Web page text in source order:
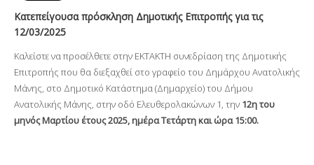
Κατεπείγουσα πρόσκληση Δημοτικής Επιτροπής για τις
12/03/2025
Καλείστε να προσέλθετε στην ΕΚΤΑΚΤΗ συνεδρίαση της Δημοτικής
Επιτροπής που θα διεξαχθεί στο γραφείο του Δημάρχου Ανατολικής
Μάνης, στο Δημοτικό Κατάστημα (Δημαρχείο) του Δήμου
Ανατολικής Μάνης, στην οδό Ελευθερολακώνων 1, την 12ητου
μηνός Μαρτίου έτους 2025, ημέρα Τετάρτη και ώρα 15:00.